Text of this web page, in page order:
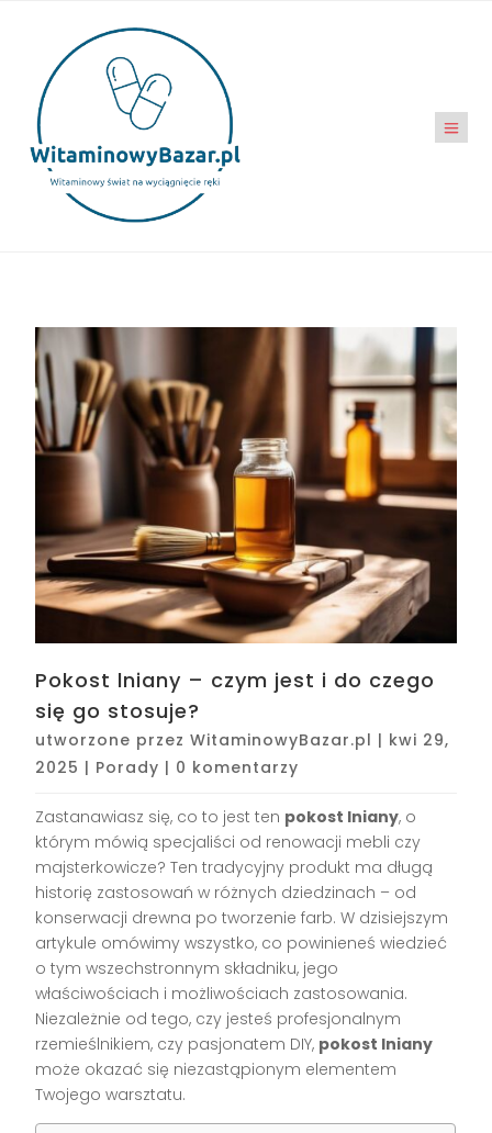
Pokost lniany – czym jest i do czego
się go stosuje?
utworzone przezWitaminowyBazar.pl | kwi 29,
2025 | Porady | 0 komentarzy
Zastanawiasz się, co to jest ten pokost lniany, o
którym mówią specjaliści od renowacji mebli czy
majsterkowicze? Ten tradycyjny produkt ma długą
historię zastosowań w różnych dziedzinach – od
konserwacji drewna po tworzenie farb. W dzisiejszym
artykule omówimy wszystko, co powinieneś wiedzieć
o tym wszechstronnym składniku, jego
właściwościach i możliwościach zastosowania.
Niezależnie od tego, czy jesteś profesjonalnym
rzemieślnikiem, czy pasjonatem DIY, pokost lniany
może okazać się niezastąpionym elementem
Twojego warsztatu.